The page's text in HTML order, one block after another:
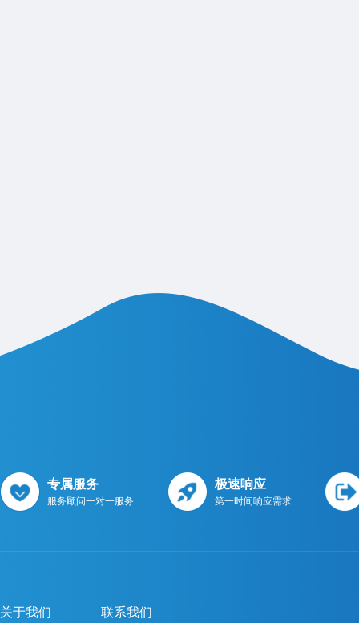
专属服务
服务顾问一对一服务
极速响应
第一时间响应需求
关于我们 联系我们